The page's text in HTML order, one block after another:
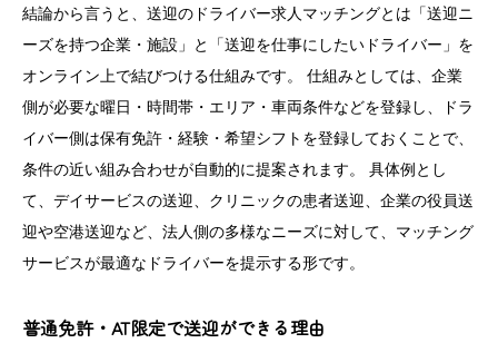
結論から言うと、送迎のドライバー求人マッチングとは「送迎ニ
ーズを持つ企業・施設」と「送迎を仕事にしたいドライバー」を
オンライン上で結びつける仕組みです。 仕組みとしては、企業
側が必要な曜日・時間帯・エリア・車両条件などを登録し、ドラ
イバー側は保有免許・経験・希望シフトを登録しておくことで、
条件の近い組み合わせが自動的に提案されます。 具体例とし
て、デイサービスの送迎、クリニックの患者送迎、企業の役員送
迎や空港送迎など、法人側の多様なニーズに対して、マッチング
サービスが最適なドライバーを提示する形です。
普通免許・AT限定で送迎ができる理由